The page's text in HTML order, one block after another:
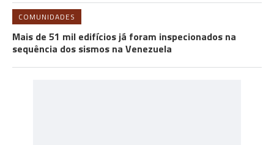
COMUNIDADES
Mais de 51 mil edifícios já foram inspecionados na
sequência dos sismos na Venezuela